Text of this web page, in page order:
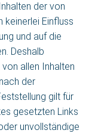
der von
keinerlei Einfluss
und auf die
Deshalb
allen Inhalten
der
gilt für
gesetzten Links
unvollständige